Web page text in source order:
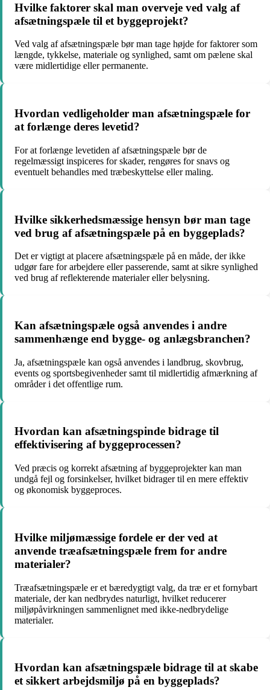
Hvilke faktorer skal man overveje ved valg af
afsætningspæle til et byggeprojekt?
Ved valg af afsætningspæle bør man tage højde for faktorer som
længde, tykkelse, materiale og synlighed, samt om pælene skal
være midlertidige eller permanente.
Hvordan vedligeholder man afsætningspæle for
at forlænge deres levetid?
For at forlænge levetiden af afsætningspæle bør de
regelmæssigt inspiceres for skader, rengøres for snavs og
eventuelt behandles med træbeskyttelse eller maling.
Hvilke sikkerhedsmæssige hensyn bør man tage
ved brug af afsætningspæle på en byggeplads?
Det er vigtigt at placere afsætningspæle på en måde, der ikke
udgør fare for arbejdere eller passerende, samt at sikre synlighed
ved brug af reflekterende materialer eller belysning.
Kan afsætningspæle også anvendes i andre
sammenhænge end bygge- og anlægsbranchen?
Ja, afsætningspæle kan også anvendes i landbrug, skovbrug,
events og sportsbegivenheder samt til midlertidig afmærkning af
områder i det offentlige rum.
Hvordan kan afsætningspinde bidrage til
effektivisering af byggeprocessen?
Ved præcis og korrekt afsætning af byggeprojekter kan man
undgå fejl og forsinkelser, hvilket bidrager til en mere effektiv
og økonomisk byggeproces.
Hvilke miljømæssige fordele er der ved at
anvende træafsætningspæle frem for andre
materialer?
Træafsætningspæle er et bæredygtigt valg, da træ er et fornybart
materiale, der kan nedbrydes naturligt, hvilket reducerer
miljøpåvirkningen sammenlignet med ikke-nedbrydelige
materialer.
Hvordan kan afsætningspæle bidrage til at skabe
et sikkert arbejdsmiljø på en byggeplads?